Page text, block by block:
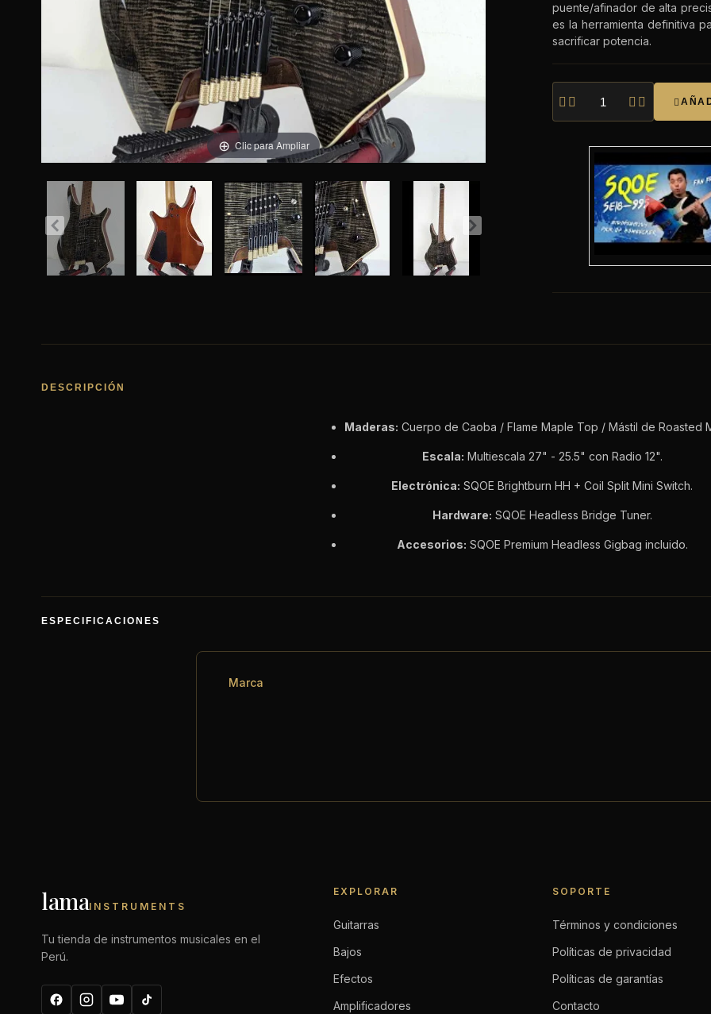
Clic para Ampliar
puente/afinador de alta
es la herramienta definitiva
sacrificar potencia.
    
DESCRIPCIÓN
Maderas: Cuerpo de Caoba / Flame Maple Top / Mástil de Roasted
Escala: Multiescala 27" - 25.5" con Radio 12".
Electrónica: SQOE Brightburn HH + Coil Split Mini Switch.
Hardware: SQOE Headless Bridge Tuner.
Accesorios: SQOE Premium Headless Gigbag incluido.
ESPECIFICACIONES
Marca
lamaINSTRUMENTS
Tu tienda de instrumentos musicales en el
Perú.
EXPLORAR
Guitarras
Bajos
Efectos
Amplificadores
SOPORTE
Términos y condiciones
Políticas de privacidad
Políticas de garantías
Contacto